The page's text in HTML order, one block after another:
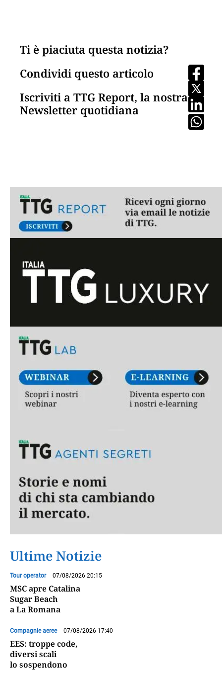
Ti è piaciuta questa notizia?
Condividi questo articolo
Iscriviti a TTG Report, la nostra
Newsletter quotidiana
Ultime Notizie
Tour operator 07/08/2026 20:15
MSC apre Catalina
Sugar Beach
a La Romana
Compagnie aeree 07/08/2026 17:40
EES: troppe code,
diversi scali
lo sospendono